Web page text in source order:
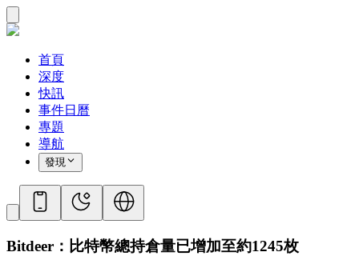
首頁
深度
快訊
事件日曆
專題
導航
發現
Bitdeer：比特幣總持倉量已增加至約1245枚